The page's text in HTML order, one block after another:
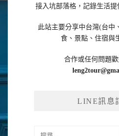
接入坑部落格，記錄生活
此站主要分享中台灣(台中
食、景點、住宿與
合作或任何問題歡
LINE訊息